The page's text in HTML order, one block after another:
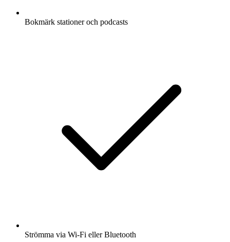
Bokmärk stationer och podcasts
Strömma via Wi-Fi eller Bluetooth